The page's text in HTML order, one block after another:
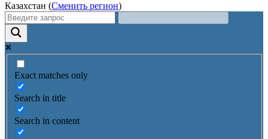
Казахстан (Сменить регион)
Exact matches only
Search in title
Search in content